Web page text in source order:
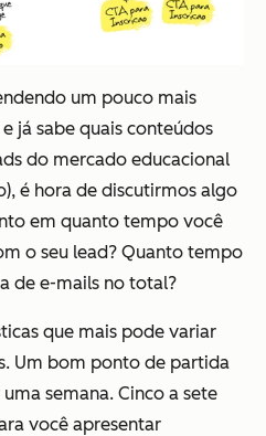
um pouco mais
já sabe quais conteúdos
do mercado educacional
é hora de discutirmos algo
em quanto tempo você
o seu lead? Quanto tempo
de e-mails no total?
que mais pode variar
Um bom ponto de partida
semana. Cinco a sete
você apresentar